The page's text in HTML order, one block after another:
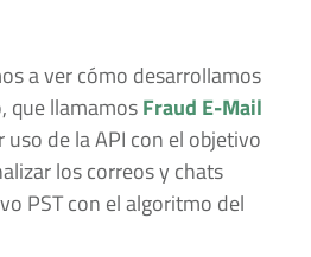
a ver cómo desarrollamos
que llamamosFraud E-Mail
uso de la API con el objetivo
los correos y chats
PST con el algoritmo del